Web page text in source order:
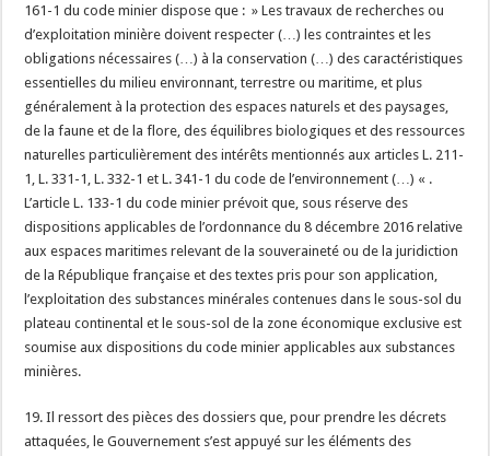
161-1 du code minier dispose que : » Les travaux de recherches ou
d’exploitation minière doivent respecter (…) les contraintes et les
obligations nécessaires (…) à la conservation (…) des caractéristiques
essentielles du milieu environnant, terrestre ou maritime, et plus
généralement à la protection des espaces naturels et des paysages,
de la faune et de la flore, des équilibres biologiques et des ressources
naturelles particulièrement des intérêts mentionnés aux articles L. 211-
1, L. 331-1, L. 332-1 et L. 341-1 du code de l’environnement (…) « .
L’article L. 133-1 du code minier prévoit que, sous réserve des
dispositions applicables de l’ordonnance du 8 décembre 2016 relative
aux espaces maritimes relevant de la souveraineté ou de la juridiction
de la République française et des textes pris pour son application,
l’exploitation des substances minérales contenues dans le sous-sol du
plateau continental et le sous-sol de la zone économique exclusive est
soumise aux dispositions du code minier applicables aux substances
minières.
19. Il ressort des pièces des dossiers que, pour prendre les décrets
attaquées, le Gouvernement s’est appuyé sur les éléments des